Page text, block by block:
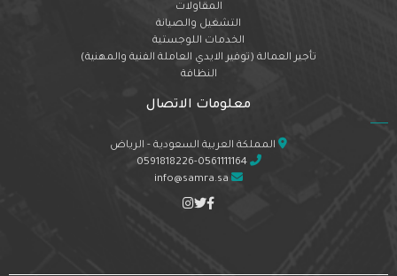
المقاولات
التشغيل والصيانة
الخدمات اللوجستية
تأجير العمالة (توفير الايدي العاملة الفنية والمهنية)
النظافة
معلومات الاتصال
المملكة العربية السعودية - الرياض
0591818226-0561111164
info@samra.sa